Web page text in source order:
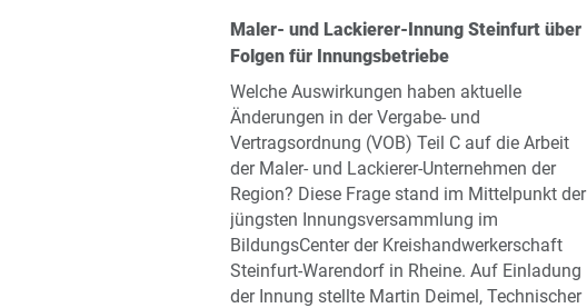
Maler- und Lackierer-Innung Steinfurt über
Folgen für Innungsbetriebe
Welche Auswirkungen haben aktuelle
Änderungen in der Vergabe- und
Vertragsordnung (VOB) Teil C auf die Arbeit
der Maler- und Lackierer-Unternehmen der
Region? Diese Frage stand im Mittelpunkt der
jüngsten Innungsversammlung im
BildungsCenter der Kreishandwerkerschaft
Steinfurt-Warendorf in Rheine. Auf Einladung
der Innung stellte Martin Deimel, Technischer